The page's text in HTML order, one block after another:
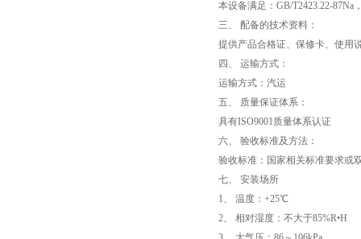
本设备满足：GB/T2423.22-87Na
三、 配备的技术资料：
提供产品合格证、保修卡、使用
四、 运输方式：
运输方式：汽运
五、 质量保证体系：
具有ISO9001质量体系认证
六、 验收标准及方法：
验收标准：国家相关标准要求或
七、 安装场所
1、 温度：+25℃
2、 相对湿度：不大于85%R•H